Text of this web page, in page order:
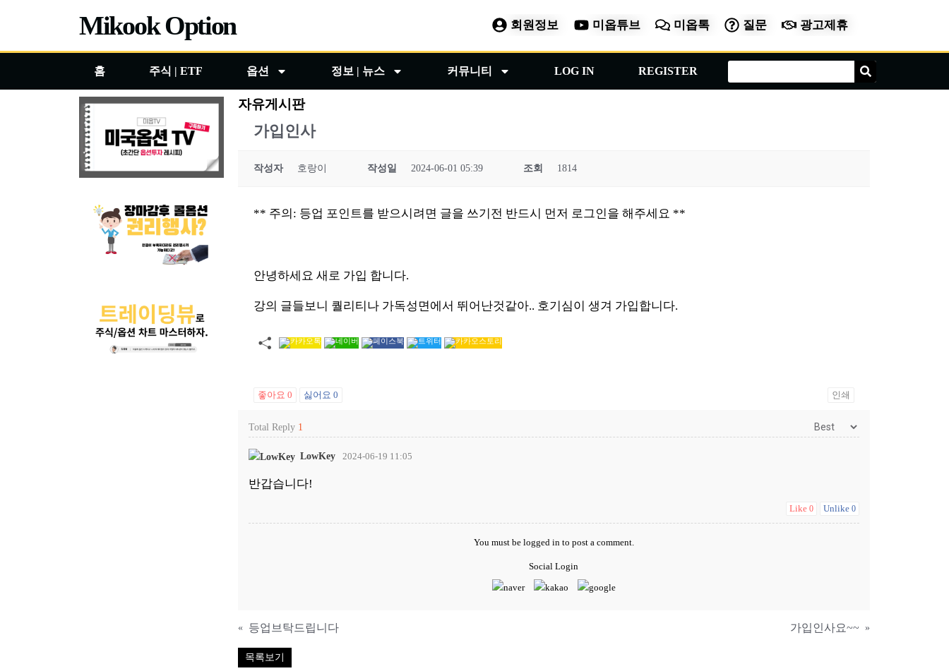
츠
Mikook Option 회원정보 미옵튜브 미옵톡 질문 광고제휴
홈 주식 | ETF 옵션 정보 | 뉴스 커뮤니티 LOG IN REGISTER Search
자유게시판
가입인사
작성자 호랑이 작성일 2024-06-01 05:39 조회 1814
** 주의: 등업 포인트를 받으시려면 글을 쓰기전 반드시 먼저 로그인을 해주세요 **
안녕하세요 새로 가입 합니다.
강의 글들보니 퀄리티나 가독성면에서 뛰어난것같아.. 호기심이 생겨 가입합니다.
좋아요 0 싫어요 0 인쇄
Total Reply 1
LowKey 2024-06-19 11:05
반갑습니다!
Like 0 Unlike 0
You must be logged into post a comment.
Social Login
« 등업브탁드립니다 가입인사요~~ »
목록보기